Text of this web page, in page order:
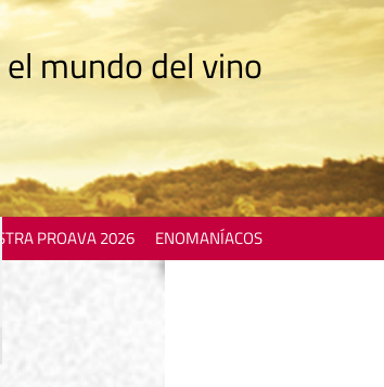
mundo del vino
PROAVA 2026 ENOMANÍACOS